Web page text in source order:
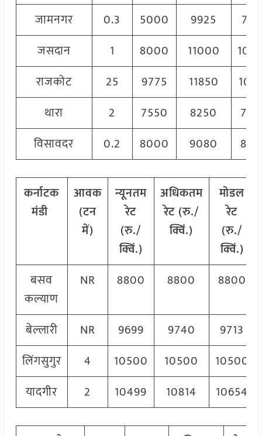
जामनगर
0.3 5000 9925
जसदान
1 8000 11000
राजकोट
25 9775 11850
थारा
2 7550 8250
विसावदर
0.2 8000 9080
कर्नाटक
मंडी
आवक
(टन
में)
न्यूनतम
रेट
(रु./
क्विं.)
अधिकतम
रेट (रु./
क्विं.)
मोडल
रेट
(रु./
क्विं.)
बसव
कल्याण
NR 8800 8800 8800
बेल्लारी NR 9699 9740
9713
लिंगसुगुर
4 10500 10500
10500
यादगीर
2 10499 10814 10654